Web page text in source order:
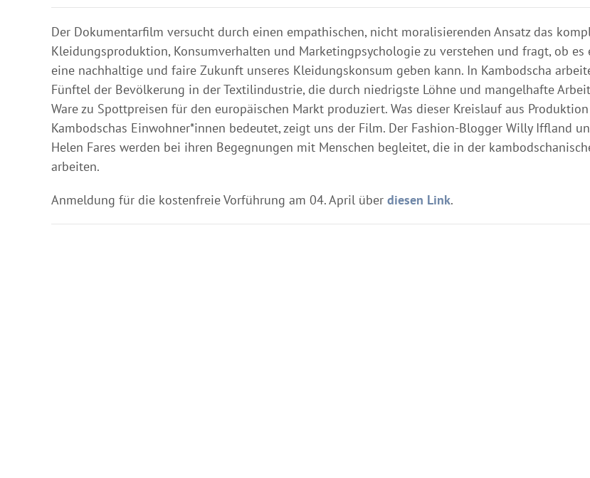
Der Dokumentarfilm versucht durch einen empathischen, nicht moralisierenden Ansatz das
Kleidungsproduktion, Konsumverhalten und Marketingpsychologie zu verstehen und fragt, ob es
eine nachhaltige und faire Zukunft unseres Kleidungskonsum geben kann. In Kambodscha
Fünftel der Bevölkerung in der Textilindustrie, die durch niedrigste Löhne und mangelhafte
Ware zu Spottpreisen für den europäischen Markt produziert. Was dieser Kreislauf aus
Kambodschas Einwohner*innen bedeutet, zeigt uns der Film. Der Fashion-Blogger Willy Iffland
Helen Fares werden bei ihren Begegnungen mit Menschen begleitet, die in der
arbeiten.
Anmeldung für die kostenfreie Vorführung am 04. April über diesen Link.